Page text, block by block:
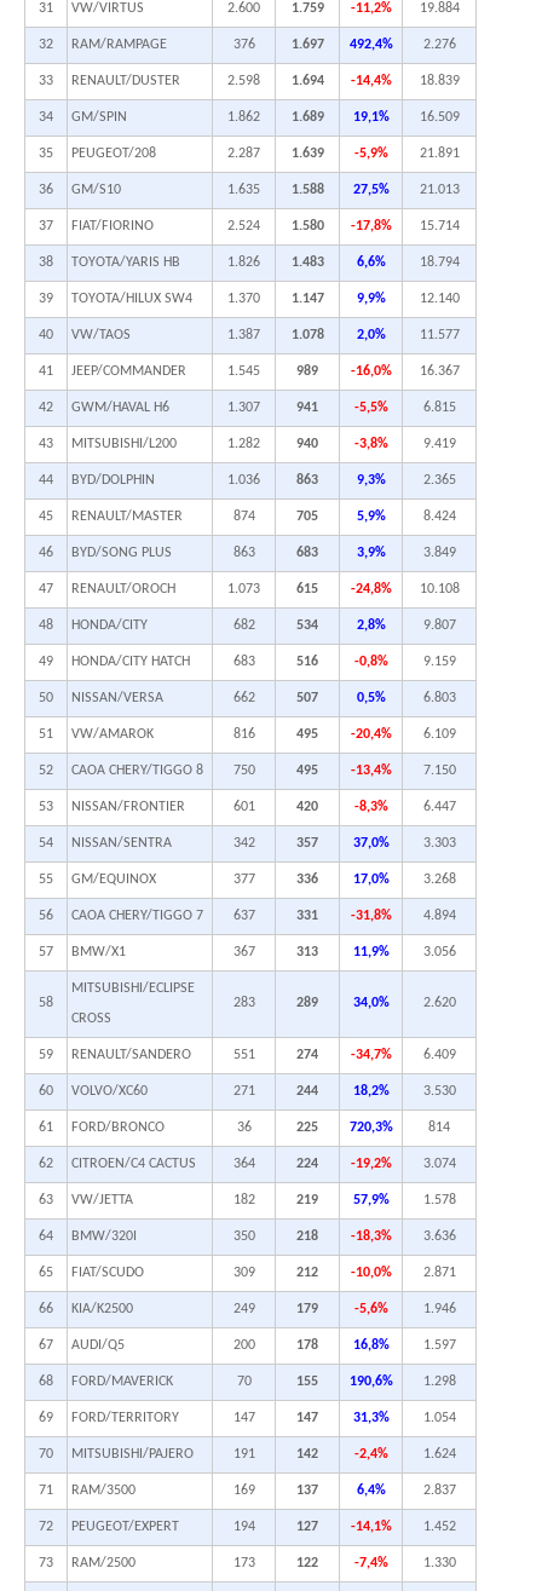
31 VW/VIRTUS 2.600 1.759 -11,2% 19.884
32 RAM/RAMPAGE 376 1.697 492,4% 2.276
33 RENAULT/DUSTER 2.598 1.694 -14,4% 18.839
34 GM/SPIN 1.862 1.689 19,1% 16.509
35 PEUGEOT/208 2.287 1.639 -5,9% 21.891
36 GM/S10 1.635 1.588 27,5% 21.013
37 FIAT/FIORINO 2.524 1.580 -17,8% 15.714
38 TOYOTA/YARIS HB 1.826 1.483 6,6% 18.794
39 TOYOTA/HILUX SW4 1.370 1.147 9,9% 12.140
40 VW/TAOS 1.387 1.078 2,0% 11.577
41 JEEP/COMMANDER 1.545 989 -16,0% 16.367
42 GWM/HAVAL H6 1.307 941 -5,5% 6.815
43 MITSUBISHI/L200 1.282 940 -3,8% 9.419
44 BYD/DOLPHIN 1.036 863 9,3% 2.365
45 RENAULT/MASTER 874 705 5,9% 8.424
46 BYD/SONG PLUS 863 683 3,9% 3.849
47 RENAULT/OROCH 1.073 615 -24,8% 10.108
48 HONDA/CITY 682 534 2,8% 9.807
49 HONDA/CITY HATCH 683 516 -0,8% 9.159
50 NISSAN/VERSA 662 507 0,5% 6.803
51 VW/AMAROK 816 495 -20,4% 6.109
52 CAOA CHERY/TIGGO 8 750 495 -13,4% 7.150
53 NISSAN/FRONTIER 601 420 -8,3% 6.447
54 NISSAN/SENTRA 342 357 37,0% 3.303
55 GM/EQUINOX 377 336 17,0% 3.268
56 CAOA CHERY/TIGGO 7 637 331 -31,8% 4.894
57 BMW/X1 367 313 11,9% 3.056
58
MITSUBISHI/ECLIPSE
CROSS
283 289 34,0% 2.620
59 RENAULT/SANDERO 551 274 -34,7% 6.409
60 VOLVO/XC60 271 244 18,2% 3.530
61 FORD/BRONCO 36 225 720,3% 814
62 CITROEN/C4 CACTUS 364 224 -19,2% 3.074
63 VW/JETTA 182 219 57,9% 1.578
64 BMW/320I 350 218 -18,3% 3.636
65 FIAT/SCUDO 309 212 -10,0% 2.871
66 KIA/K2500 249 179 -5,6% 1.946
67 AUDI/Q5 200 178 16,8% 1.597
68 FORD/MAVERICK 70 155 190,6% 1.298
69 FORD/TERRITORY 147 147 31,3% 1.054
70 MITSUBISHI/PAJERO 191 142 -2,4% 1.624
71 RAM/3500 169 137 6,4% 2.837
72 PEUGEOT/EXPERT 194 127 -14,1% 1.452
73 RAM/2500 173 122 -7,4% 1.330